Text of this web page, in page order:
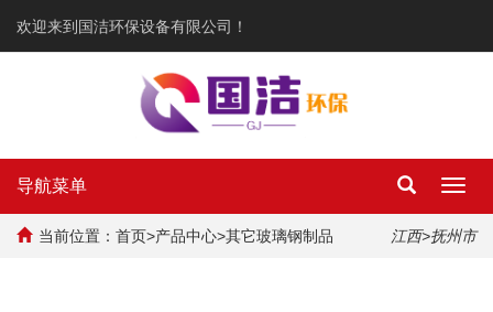
欢迎来到国洁环保设备有限公司！
导航菜单
当前位置： 首页>产品中心>其它玻璃钢制品 江西>抚州市